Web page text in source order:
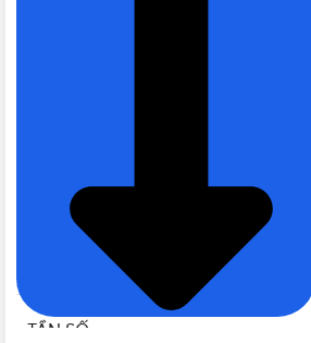
DÂY ĐIỆN
TẦN SỐ